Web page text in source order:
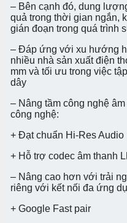
– Bên cạnh đó, dung
quả trong thời gian ngắn,
gián đoạn trong quá trình
– Đáp ứng với xu hướng
nhiều nhà sản xuất điện
mm và tối ưu trong việc
dây
– Nâng tầm công nghệ
công nghệ:
+ Đạt chuẩn Hi-Res Audio
+ Hỗ trợ codec âm thanh
– Nâng cao hơn với trải
riêng với kết nối đa ứng
+ Google Fast pair